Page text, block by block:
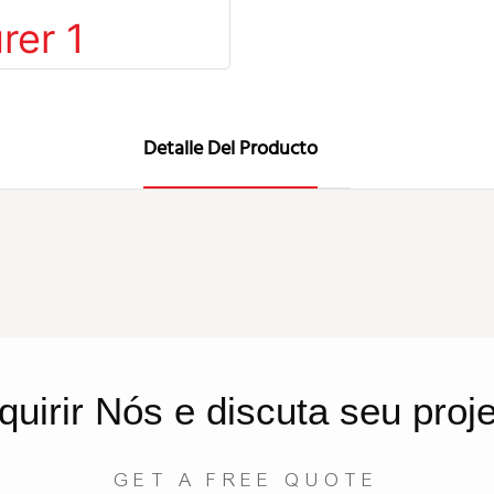
Detalle Del Producto
Nós e discuta seu
GET A FREE QUOTE